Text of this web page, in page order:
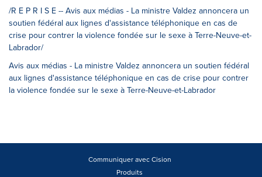
/R E P R I S E -- Avis aux médias - La ministre Valdez annoncera un
soutien fédéral aux lignes d'assistance téléphonique en cas de
crise pour contrer la violence fondée sur le sexe à Terre-Neuve-et-
Labrador/
Avis aux médias - La ministre Valdez annoncera un soutien fédéral
aux lignes d'assistance téléphonique en cas de crise pour contrer
la violence fondée sur le sexe à Terre-Neuve-et-Labrador
Communiquer avec Cision
Produits